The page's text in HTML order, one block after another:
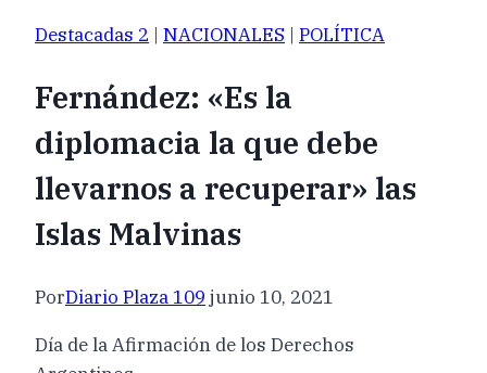
Destacadas 2 | NACIONALES | POLÍTICA
Fernández: «Es la
diplomacia la que debe
llevarnos a recuperar» las
Islas Malvinas
PorDiario Plaza 109 junio 10, 2021
Día de la Afirmación de los Derechos